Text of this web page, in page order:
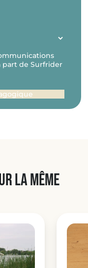
part de Surfrider
la même